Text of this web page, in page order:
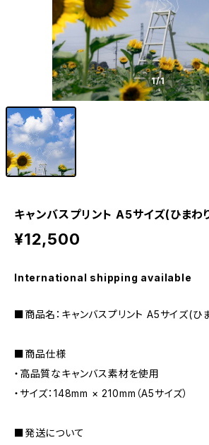
1/1
キャンバスプリント A5サイズ(ひまわ
¥12,500
International shipping available
■商品名：キャンバスプリント A5サイズ(ひ
■商品仕様
・高品質なキャンバス素材を使用
・サイズ：148mm × 210mm（A5サイズ）
■発送について